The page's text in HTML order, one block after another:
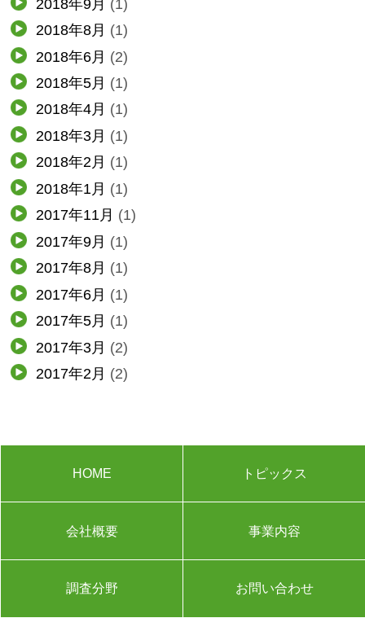
2018年9月 (1)
2018年8月 (1)
2018年6月 (2)
2018年5月 (1)
2018年4月 (1)
2018年3月 (1)
2018年2月 (1)
2018年1月 (1)
2017年11月 (1)
2017年9月 (1)
2017年8月 (1)
2017年6月 (1)
2017年5月 (1)
2017年3月 (2)
2017年2月 (2)
HOME トピックス
会社概要 事業内容
調査分野 お問い合わせ